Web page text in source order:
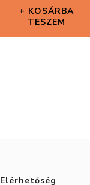
KOSÁRBA
TESZEM
Elérhetőség